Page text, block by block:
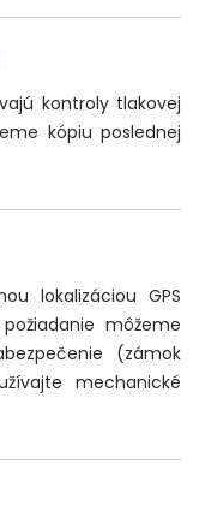
kontroly tlakovej
kópiu poslednej
lokalizáciou GPS
môžeme
(zámok
mechanické